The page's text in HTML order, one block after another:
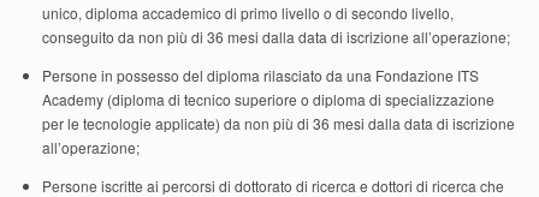
unico, diploma accademico di primo livello o di secondo livello,
conseguito da non più di 36 mesi dalla data di iscrizione all’operazione;
Persone in possesso del diploma rilasciato da una Fondazione ITS
Academy (diploma di tecnico superiore o diploma di specializzazione
per le tecnologie applicate) da non più di 36 mesi dalla data di iscrizione
all’operazione;
Persone iscritte ai percorsi di dottorato di ricerca e dottori di ricerca che